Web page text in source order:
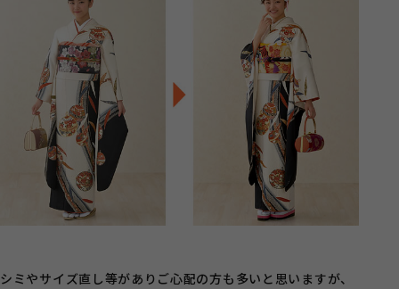
シミやサイズ直し等がありご心配の方も多いと思いますが、